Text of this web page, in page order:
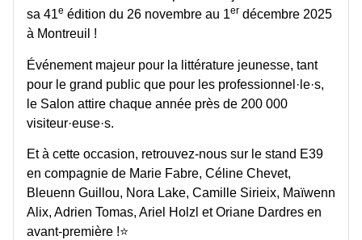
sa 41e édition du 26 novembre au 1er décembre 2025
à Montreuil !
Événement majeur pour la littérature jeunesse, tant
pour le grand public que pour les professionnel·le·s,
le Salon attire chaque année près de 200 000
visiteur·euse·s.
Et à cette occasion, retrouvez-nous sur le stand E39
en compagnie de Marie Fabre, Céline Chevet,
Bleuenn Guillou, Nora Lake, Camille Sirieix, Maïwenn
Alix, Adrien Tomas, Ariel Holzl et Oriane Dardres en
avant-première !⭐